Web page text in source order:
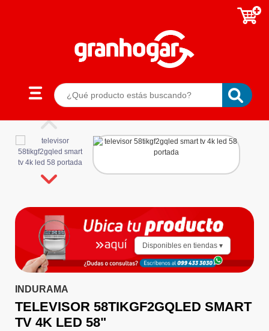
Disponibles en tiendas ▾
INDURAMA
TELEVISOR 58TIKGF2GQLED SMART
TV 4K LED 58"